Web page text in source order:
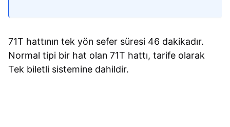
71T hattının tek yön sefer süresi 46 dakikadır.
Normal tipi bir hat olan 71T hattı, tarife olarak
Tek biletli sistemine dahildir.